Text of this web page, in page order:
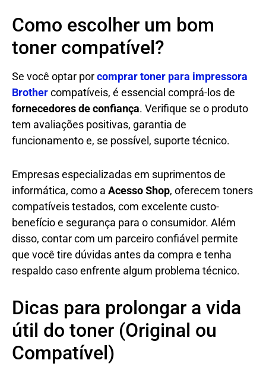
Como escolher um bom
toner compatível?
Se você optar porcomprar toner para impressora
Brothercompatíveis, é essencial comprá-los de
fornecedores de confiança. Verifique se o produto
tem avaliações positivas, garantia de
funcionamento e, se possível, suporte técnico.
Empresas especializadas em suprimentos de
informática, como a Acesso Shop, oferecem toners
compatíveis testados, com excelente custo-
benefício e segurança para o consumidor. Além
disso, contar com um parceiro confiável permite
que você tire dúvidas antes da compra e tenha
respaldo caso enfrente algum problema técnico.
Dicas para prolongar a vida
útil do toner (Original ou
Compatível)